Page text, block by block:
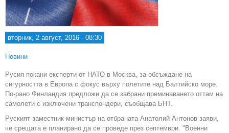
вторник, 2 август, 2016 - 08:30
Новини
Русия покани експерти от НАТО в Москва, за обсъждане на
сигурността в Европа с фокус върху полетите над Балтийско море.
По-рано Финландия предложи да се забрани преминаването оттам на
самолети с изключени транспондери, съобщава БНТ.
Руският заместник-министър на отбраната Анатолий Антонов заяви,
че срещата е планирано да се проведе през септември. "Военни